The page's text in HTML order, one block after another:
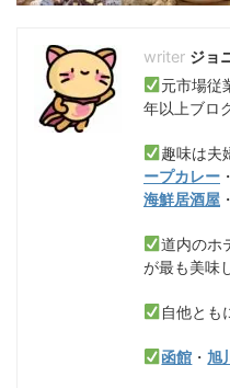
ジョ
元市場従
年以上ブロ
趣味は夫
ープカレー ・
海鮮居酒屋 ・
道内のホ
が最も美味
自他とも
函館 ・旭